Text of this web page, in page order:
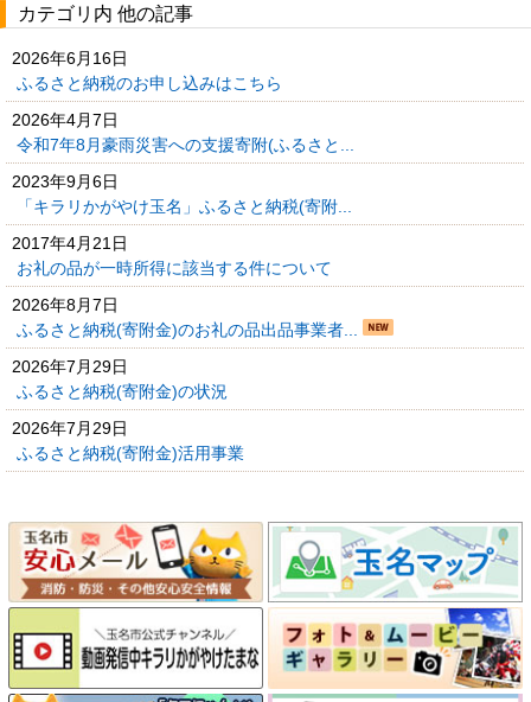
カテゴリ内 他の記事
2026年6月16日
ふるさと納税のお申し込みはこちら
2026年4月7日
令和7年8月豪雨災害への支援寄附(ふるさと...
2023年9月6日
「キラリかがやけ玉名」ふるさと納税(寄附...
2017年4月21日
お礼の品が一時所得に該当する件について
2026年8月7日
ふるさと納税(寄附金)のお礼の品出品事業者...
2026年7月29日
ふるさと納税(寄附金)の状況
2026年7月29日
ふるさと納税(寄附金)活用事業